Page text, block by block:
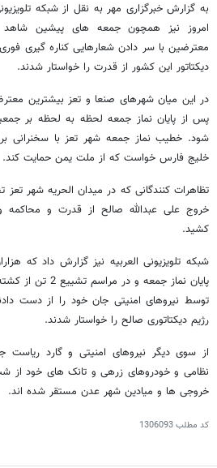
به گزارش خبرگزاری مهر به نقل از شبکه
امروز نیز همچون جمعه های پیشین شاهد
معترضین با سر دادن شعارهایی کناره گیری
دیکتاتور این کشور از قدرت را خواستار شدند.
در این میان شهرهای صنعا و تعز بیشترین
پس از پایان نماز جمعه لحظه به لحظه بر
شود. خطیب نماز جمعه شهر تعز با سخنرانی
خلیج فارس خواست که از ملت یمن حمایت کند.
تظاهرات کنندگانی که در میدان الحریه شهر تعز
خروج علی عبدالله صالح از قدرت و محاکمه
کشید.
شبکه تلویزیونی العربیه نیز گزارش داد که
پایان نماز جمعه
توسط نیروهای امنیتی جان خود را از دست
رژیم دیکتاتوری صالح را خواستار شدند.
از سوی دیگر نیروهای امنیتی و گارد ریاست
نظامی و خودروهای زرهی و تانک های خود از
خروجی ها و میادین شهر عدن مستقر شده اند.
کد مطلب1306093